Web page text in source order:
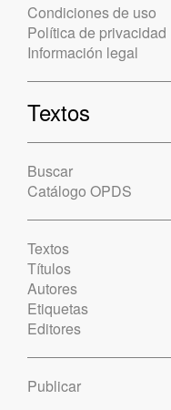
Condiciones de uso
Política de privacidad
Información legal
Textos
Buscar
Catálogo OPDS
Textos
Títulos
Autores
Etiquetas
Editores
Publicar